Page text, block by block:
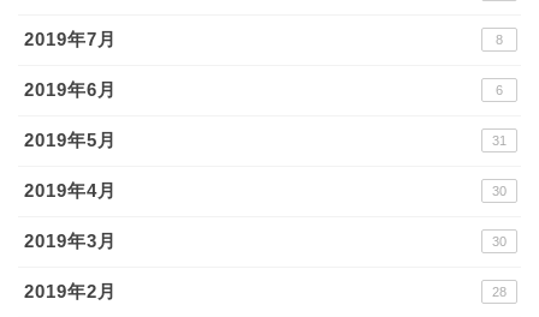
2019年7月 8
2019年6月 6
2019年5月 31
2019年4月 30
2019年3月 30
2019年2月 28